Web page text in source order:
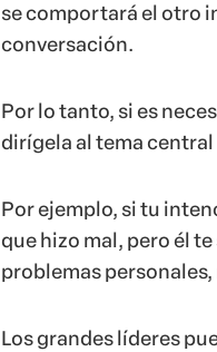
se comportará el otro
conversación.
Por lo tanto, si es
dirígela al tema central
Por ejemplo, si tu
que hizo mal, pero él
problemas
Los grandes líderes